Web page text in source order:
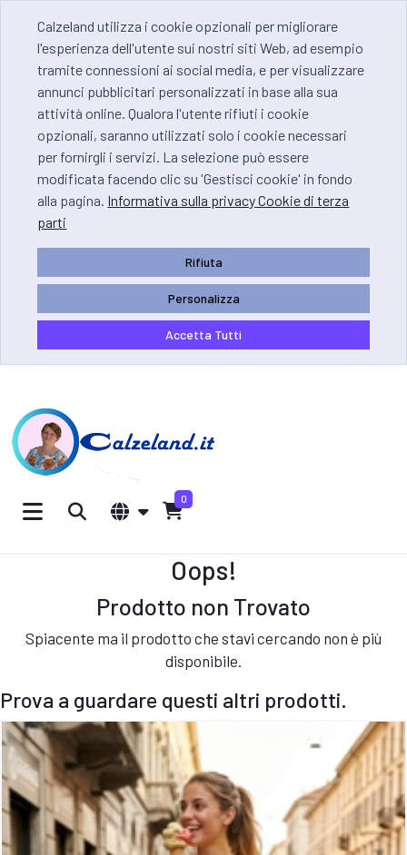
Calzeland utilizza i cookie opzionali per migliorare
l'esperienza dell'utente sui nostri siti Web, ad esempio
tramite connessioni ai social media, e per visualizzare
annunci pubblicitari personalizzati in base alla sua
attività online. Qualora l'utente rifiuti i cookie
opzionali, saranno utilizzati solo i cookie necessari
per fornirgli i servizi. La selezione può essere
modificata facendo clic su 'Gestisci cookie' in fondo
alla pagina. Informativa sulla privacy Cookie di terza
parti
Rifiuta
Personalizza
Accetta Tutti
0
Oops!
Prodotto non Trovato
Spiacente ma il prodotto che stavi cercando non è più
disponibile.
Prova a guardare questi altri prodotti.